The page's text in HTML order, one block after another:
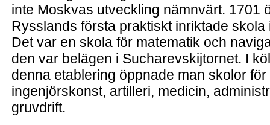
inte Moskvas utveckling nämnvärt. 1701
Rysslands första praktiskt inriktade skola
Det var en skola för matematik och
den var belägen i Sucharevskijtornet. I
denna etablering öppnade man skolor för
ingenjörskonst, artilleri, medicin,
gruvdrift.